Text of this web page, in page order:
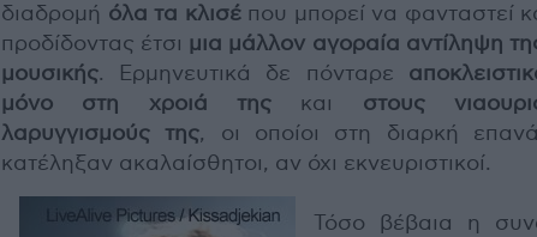
διαδρομή όλα τα κλισέπου μπορεί να φανταστεί
προδίδοντας έτσι μια μάλλον αγοραία αντίληψη
μουσικής. Ερμηνευτικά δε πόνταρε
μόνο στη χροιά της και στους
λαρυγγισμούς της, οι οποίοι στη διαρκή
κατέληξαν ακαλαίσθητοι, αν όχι εκνευριστικοί.
Τόσο βέβαια η